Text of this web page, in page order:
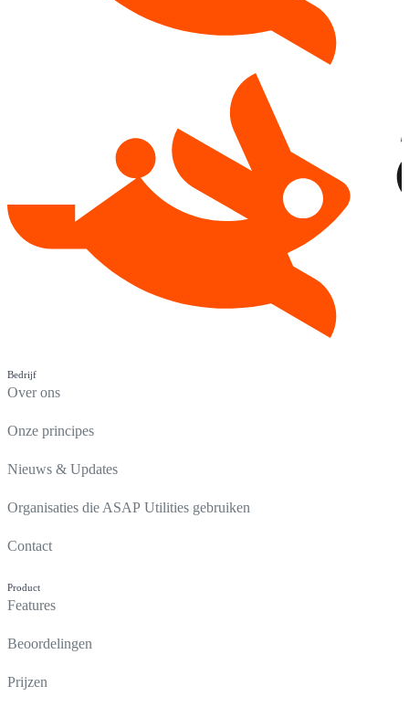
Bedrijf
Over ons
Onze principes
Nieuws & Updates
Organisaties die ASAP Utilities gebruiken
Contact
Product
Features
Beoordelingen
Prijzen